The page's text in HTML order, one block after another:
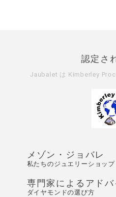
認定さ
Jaubalet は Kimberley
メゾン・ジョバレ
私たちのジュエリーショップ
専門家によるアドバ
ダイヤモンドの選び方